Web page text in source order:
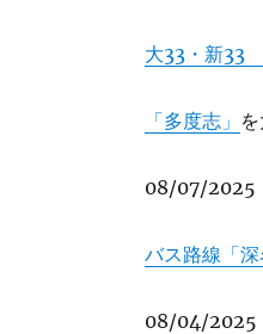
大33・新33
「多度志」
08/07/2025
バス路線「深
08/04/2025